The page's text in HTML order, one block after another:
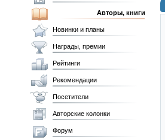
Авторы, книги
Новинки и планы
Награды, премии
Рейтинги
Рекомендации
Посетители
Авторские колонки
Форум